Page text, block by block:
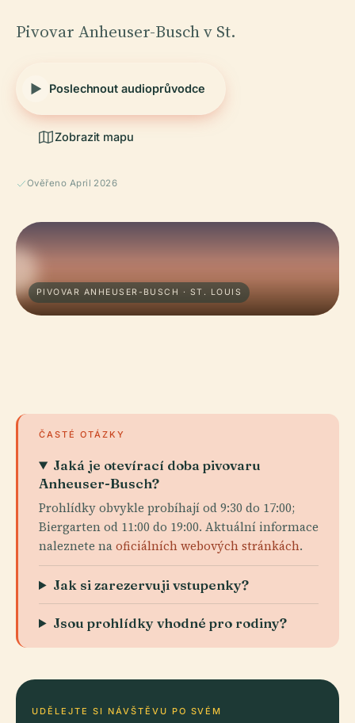
Pivovar Anheuser-Busch v St.
Poslechnout audioprůvodce
Zobrazit mapu
Ověřeno April 2026
PIVOVAR ANHEUSER-BUSCH · ST. LOUIS
ČASTÉ OTÁZKY
Jaká je otevírací doba pivovaru
Anheuser-Busch?
Prohlídky obvykle probíhají od 9:30 do 17:00;
Biergarten od 11:00 do 19:00. Aktuální informace
naleznete naoficiálních webových stránkách.
Jak si zarezervuji vstupenky?
Jsou prohlídky vhodné pro rodiny?
UDĚLEJTE SI NÁVŠTĚVU PO SVÉM